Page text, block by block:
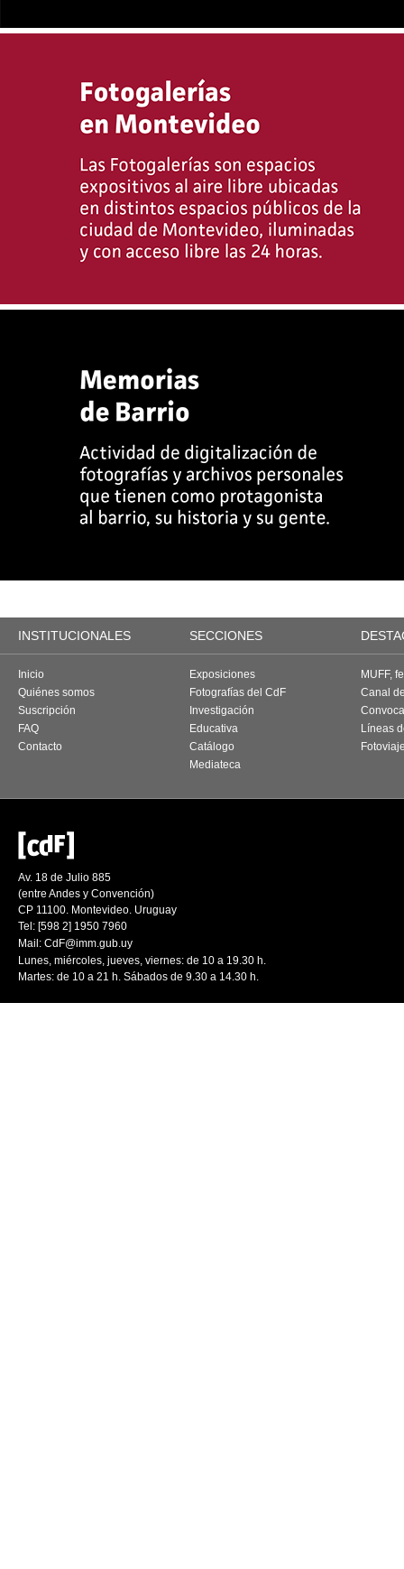
INSTITUCIONALES SECCIONES
Inicio
Quiénes somos
Suscripción
FAQ
Contacto
Exposiciones
Fotografías del CdF
Investigación
Educativa
Catálogo
Mediateca
MUFF,
Canal
Líneas
Av. 18 de Julio 885
(entre Andes y Convención)
CP 11100. Montevideo. Uruguay
Tel: [598 2] 1950 7960
Mail: CdF@imm.gub.uy
Lunes, miércoles, jueves, viernes: de 10 a 19.30 h.
Martes: de 10 a 21 h. Sábados de 9.30 a 14.30 h.